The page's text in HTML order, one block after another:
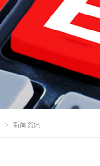
> 新闻资讯